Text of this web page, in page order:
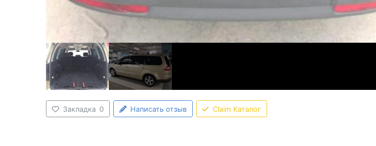
Закладка 0 Написать отзыв Claim Каталог